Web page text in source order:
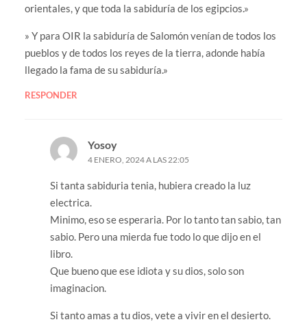
orientales, y que toda la sabiduría de los egipcios.»
» Y para OIR la sabiduría de Salomón venían de todos los
pueblos y de todos los reyes de la tierra, adonde había
llegado la fama de su sabiduría.»
RESPONDER
Yosoy
4 ENERO, 2024 A LAS 22:05
Si tanta sabiduria tenia, hubiera creado la luz
electrica.
Minimo, eso se esperaria. Por lo tanto tan sabio, tan
sabio. Pero una mierda fue todo lo que dijo en el
libro.
Que bueno que ese idiota y su dios, solo son
imaginacion.
Si tanto amas a tu dios, vete a vivir en el desierto.